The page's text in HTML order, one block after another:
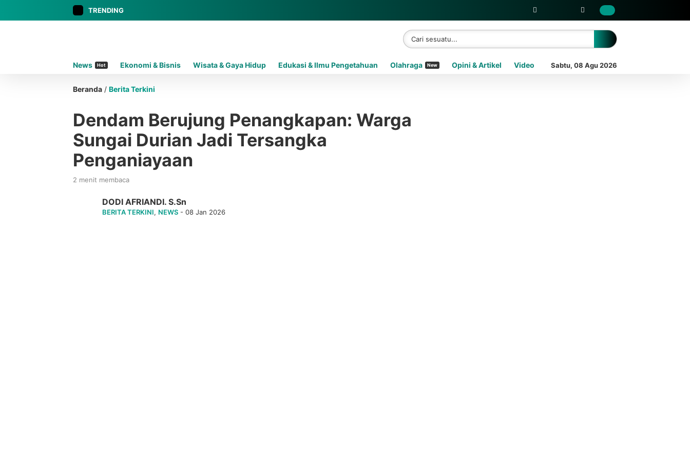
TRENDING
News Hot Ekonomi & Bisnis Wisata & Gaya Hidup Edukasi & Ilmu Pengetahuan Olahraga New Opini & Artikel Video Sabtu, 08 Agu 2026
Beranda / Berita Terkini
Dendam Berujung Penangkapan: Warga
Sungai Durian Jadi Tersangka
Penganiayaan
2 menit membaca
DODI AFRIANDI. S.Sn
BERITA TERKINI, NEWS - 08 Jan 2026